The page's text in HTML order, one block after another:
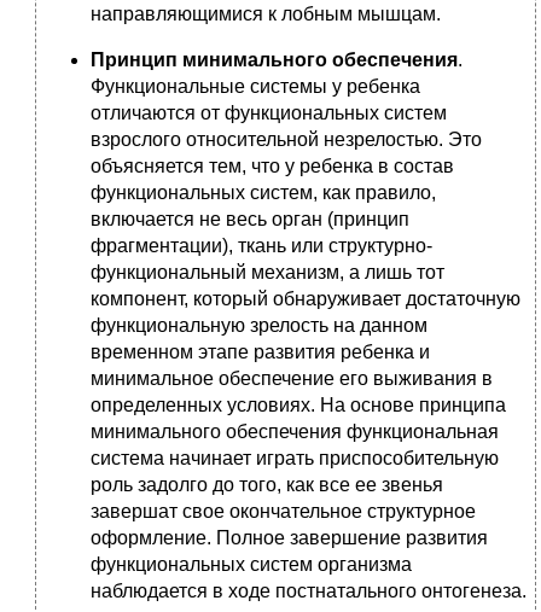
направляющимися к лобным мышцам.
Принцип минимального обеспечения.
Функциональные системы у ребенка
отличаются от функциональных систем
взрослого относительной незрелостью. Это
объясняется тем, что у ребенка в состав
функциональных систем, как правило,
включается не весь орган (принцип
фрагментации), ткань или структурно-
функциональный механизм, а лишь тот
компонент, который обнаруживает достаточную
функциональную зрелость на данном
временном этапе развития ребенка и
минимальное обеспечение его выживания в
определенных условиях. На основе принципа
минимального обеспечения функциональная
система начинает играть приспособительную
роль задолго до того, как все ее звенья
завершат свое окончательное структурное
оформление. Полное завершение развития
функциональных систем организма
наблюдается в ходе постнатального онтогенеза.